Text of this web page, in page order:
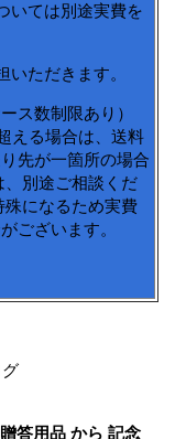
いては別途実費を
ただきます。
ス数制限あり）
える場合は、送料
先が一箇所の場合
別途ご相談くだ
殊になるため実費
ございます。
答用品 から 記念